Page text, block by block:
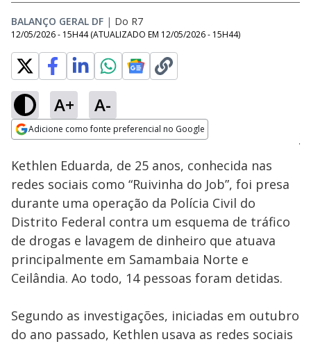
BALANÇO GERAL DF | Do R7
12/05/2026 - 15H44 (ATUALIZADO EM 12/05/2026 - 15H44)
A+ A-
Adicione como fonte preferencial no Google
Ativar
Loaded
28.59%
Kethlen Eduarda, de 25 anos, conhecida nas
redes sociais como “Ruivinha do Job”, foi presa
durante uma operação da Polícia Civil do
Distrito Federal contra um esquema de tráfico
de drogas e lavagem de dinheiro que atuava
principalmente em Samambaia Norte e
Ceilândia. Ao todo, 14 pessoas foram detidas.
Segundo as investigações, iniciadas em outubro
do ano passado, Kethlen usava as redes sociais